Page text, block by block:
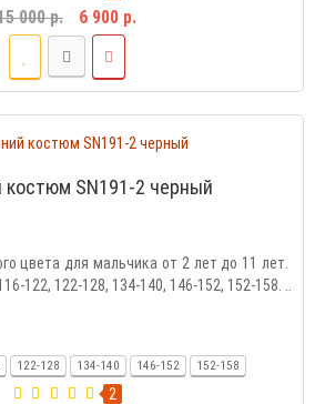
000 р. 6 900 р.
костюм SN191-2 черный
цвета для мальчика от 2 лет до 11 лет.
122, 122-128, 134-140, 146-152, 152-158. ..
122-128 134-140 146-152 152-158
2